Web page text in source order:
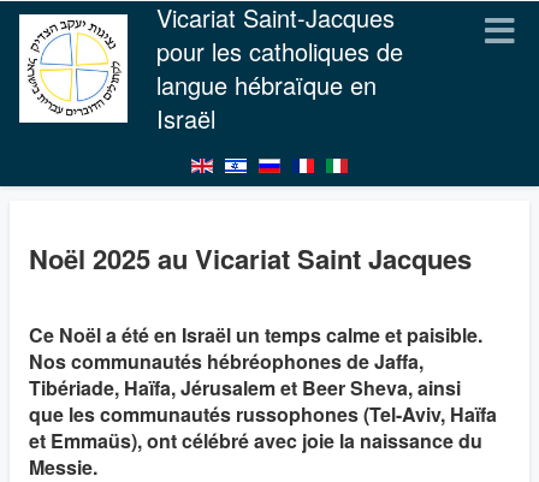
Vicariat Saint-Jacques
pour les catholiques de
langue hébraïque en
Israël
Noël 2025 au Vicariat Saint Jacques
Ce Noël a été en Israël un temps calme et paisible.
Nos communautés hébréophones de Jaffa,
Tibériade, Haïfa, Jérusalem et Beer Sheva, ainsi
que les communautés russophones (Tel-Aviv, Haïfa
et Emmaüs), ont célébré avec joie la naissance du
Messie.